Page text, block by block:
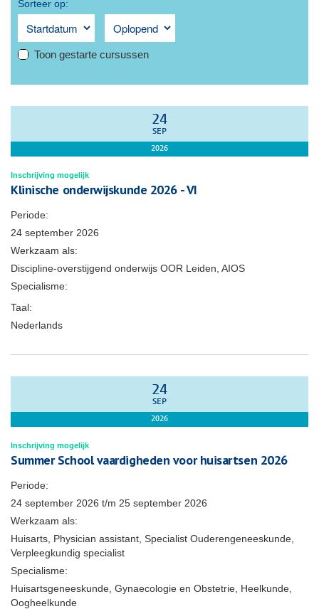
Sorteer op:
Toon gestarte cursussen
24
SEP
2026
Inschrijving mogelijk
Klinische onderwijskunde 2026 - VI
Periode:
24 september 2026
Werkzaam als:
Discipline-overstijgend onderwijs OOR Leiden, AIOS
Specialisme:
Taal:
Nederlands
24
SEP
2026
Inschrijving mogelijk
Summer School vaardigheden voor huisartsen 2026
Periode:
24 september 2026 t/m 25 september 2026
Werkzaam als:
Huisarts, Physician assistant, Specialist Ouderengeneeskunde,
Verpleegkundig specialist
Specialisme:
Huisartsgeneeskunde, Gynaecologie en Obstetrie, Heelkunde,
Oogheelkunde